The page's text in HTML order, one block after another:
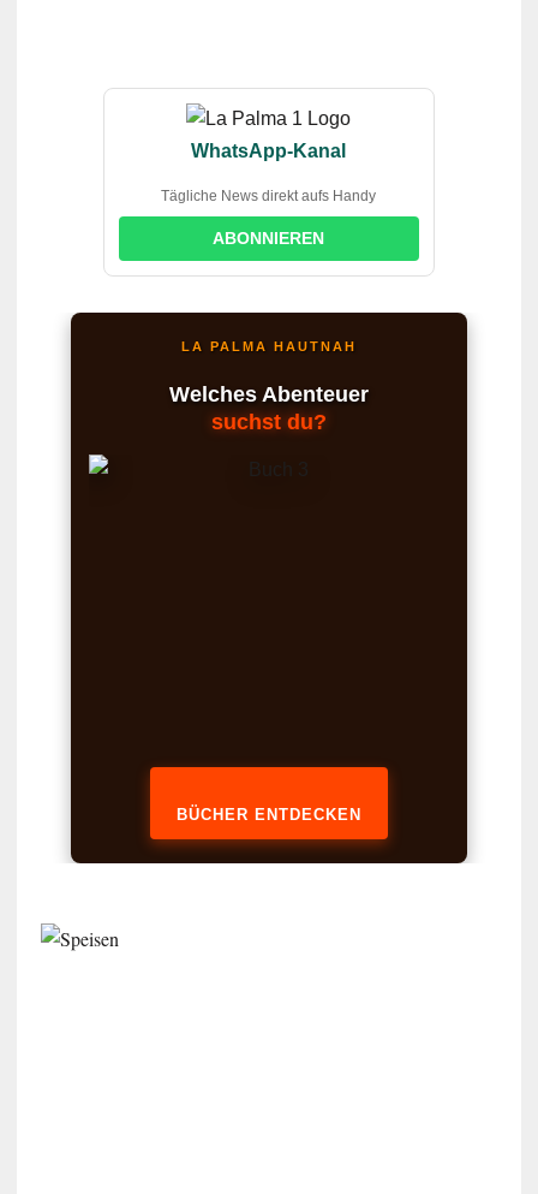
WhatsApp-Kanal
Tägliche News direkt aufs Handy
ABONNIEREN
LA PALMA HAUTNAH
Welches Abenteuer
suchst du?
BÜCHER ENTDECKEN